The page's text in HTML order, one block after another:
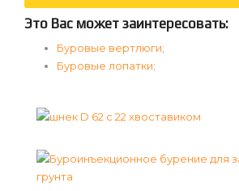
Это Вас может заинтересовать:
Буровые вертлюги;
Буровые лопатки;